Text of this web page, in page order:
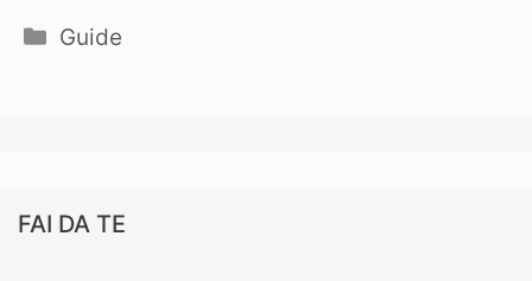
Categorie
Guide
FAI DA TE